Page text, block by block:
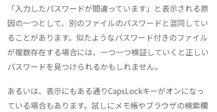
「入力したパスワードが間違っています」と表示される原
因の一つとして、別のファイルのパスワードと混同してい
ることがあります。似たようなパスワード付きのファイル
が複数存在する場合には、一つ一つ検証していくと正しい
パスワードを見つけられるかもしれません。
あるいは、表示にもある通りCapsLockキーがオンになっ
ている場合もあります。試しにメモ帳やブラウザの検索欄